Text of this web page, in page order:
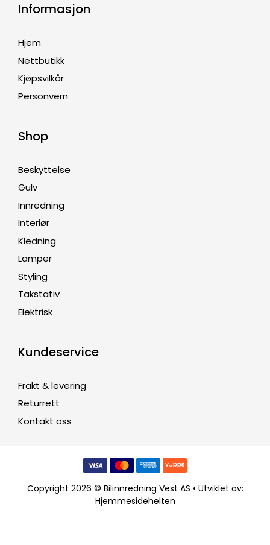
Informasjon
Hjem
Nettbutikk
Kjøpsvilkår
Personvern
Shop
Beskyttelse
Gulv
Innredning
Interiør
Kledning
Lamper
Styling
Takstativ
Elektrisk
Kundeservice
Frakt & levering
Returrett
Kontakt oss
Copyright 2026 © Bilinnredning Vest AS • Utviklet av:
Hjemmesidehelten